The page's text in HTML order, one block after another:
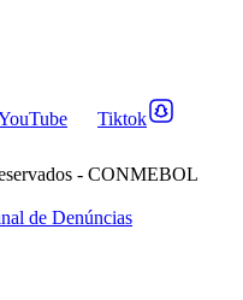
Tiktok
- CONMEBOL
de Denúncias